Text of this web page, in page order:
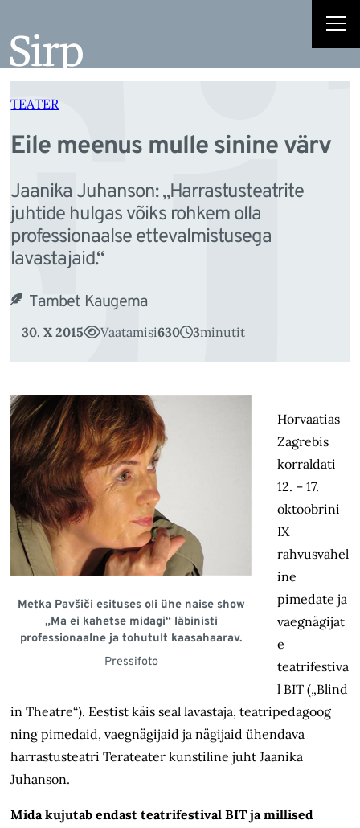
juurde
TEATER
Eile meenus mulle sinine värv
Jaanika Juhanson: „Harrastusteatrite
juhtide hulgas võiks rohkem olla
professionaalse ettevalmistusega
lavastajaid.“
Tambet Kaugema
30. X 2015 Vaatamisi630 3minutit
Metka Pavšiči esituses oli ühe naise show
„Ma ei kahetse midagi“ läbinisti
professionaalne ja tohutult kaasahaarav.
Pressifoto
Horvaatias
Zagrebis
korraldati
12. – 17.
oktoobrini
IX
rahvusvahel
ine
pimedate ja
vaegnägijat
e
teatrifestiva
l BIT („Blind
in Theatre“). Eestist käis seal lavastaja, teatripedagoog
ning pimedaid, vaegnägijaid ja nägijaid ühendava
harrastusteatri Terateater kunstiline juht Jaanika
Juhanson.
Mida kujutab endast teatrifestival BIT ja millised